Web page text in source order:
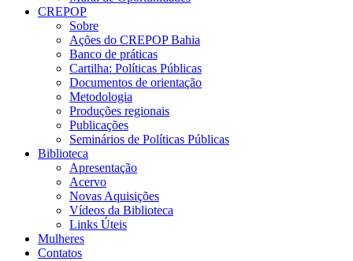
CREPOP
Sobre
Ações do CREPOP Bahia
Banco de práticas
Cartilha: Políticas Públicas
Documentos de orientação
Metodologia
Produções regionais
Publicações
Seminários de Políticas Públicas
Biblioteca
Apresentação
Acervo
Novas Aquisições
Vídeos da Biblioteca
Links Úteis
Mulheres
Contatos